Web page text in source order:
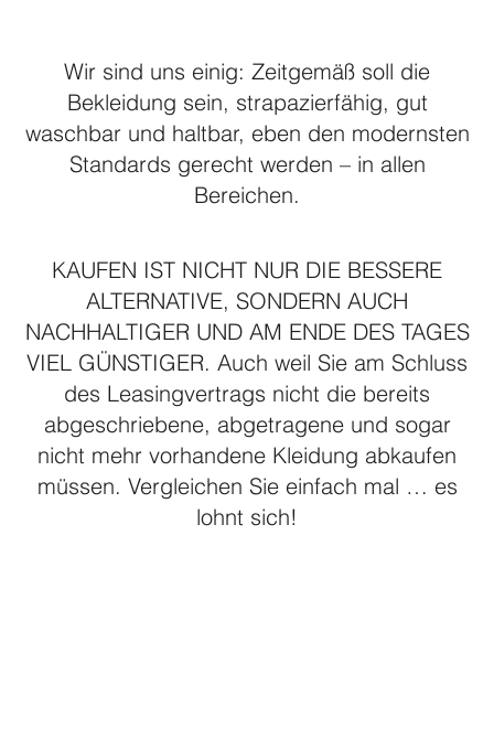
Wir sind uns einig: Zeitgemäß soll die
Bekleidung sein, strapazierfähig, gut
waschbar und haltbar, eben den modernsten
Standards gerecht werden – in allen
Bereichen.
KAUFEN IST NICHT NUR DIE BESSERE
ALTERNATIVE, SONDERN AUCH
NACHHALTIGER UND AM ENDE DES TAGES
VIEL GÜNSTIGER. Auch weil Sie am Schluss
des Leasingvertrags nicht die bereits
abgeschriebene, abgetragene und sogar
nicht mehr vorhandene Kleidung abkaufen
müssen. Vergleichen Sie einfach mal … es
lohnt sich!